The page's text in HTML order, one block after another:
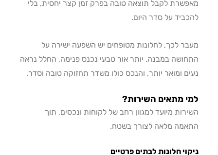
לקבל תוצאה טובה בפרק זמן קצר יחסית, בלי
על סדר היום.
לכך, לחלונות מטופחים יש השפעה ישירה על
במבנה. יותר אור טבעי נכנס פנימה, החלל נראה
ומואר יותר, והנכס כולו משדר תחזוקה טובה וסדר.
מתאים השירות?
מיועד למגוון רחב של לקוחות ונכסים, תוך
מלאה לצורך בשטח.
חלונות לבתים פרטיים